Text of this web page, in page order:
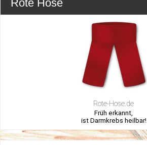
Rote Hose
Rote-Hose.de
Früh erkannt,
ist Darmkrebs heilbar!